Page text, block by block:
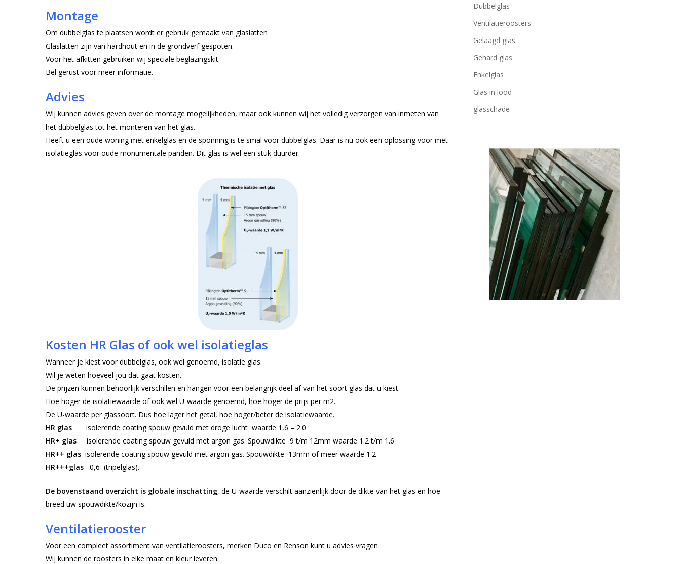
Montage
Om dubbelglas te plaatsen wordt er gebruik gemaakt van glaslatten
Glaslatten zijn van hardhout en in de grondverf gespoten.
Voor het afkitten gebruiken wij speciale beglazingskit.
Bel gerust voor meer informatie.
Advies
Wij kunnen advies geven over de montage mogelijkheden, maar ook kunnen wij het volledig verzorgen van inmeten van
het dubbelglas tot het monteren van het glas.
Heeft u een oude woning met enkelglas en de sponning is te smal voor dubbelglas. Daar is nu ook een oplossing voor met
isolatieglas voor oude monumentale panden. Dit glas is wel een stuk duurder.
Kosten HR Glas of ook wel isolatieglas
Wanneer je kiest voor dubbelglas, ook wel genoemd, isolatie glas.
Wil je weten hoeveel jou dat gaat kosten.
De prijzen kunnen behoorlijk verschillen en hangen voor een belangrijk deel af van het soort glas dat u kiest.
Hoe hoger de isolatiewaarde of ook wel U-waarde genoemd, hoe hoger de prijs per m2.
De U-waarde per glassoort. Dus hoe lager het getal, hoe hoger/beter de isolatiewaarde.
HR glas isolerende coating spouw gevuld met droge lucht waarde 1,6 – 2.0
HR+ glas isolerende coating spouw gevuld met argon gas. Spouwdikte 9 t/m 12mm waarde 1.2 t/m 1.6
HR++ glas isolerende coating spouw gevuld met argon gas. Spouwdikte 13mm of meer waarde 1.2
HR+++glas 0,6 (tripelglas).
De bovenstaand overzicht is globale inschatting, de U-waarde verschilt aanzienlijk door de dikte van het glas en hoe
breed uw spouwdikte/kozijn is.
Ventilatierooster
Voor een compleet assortiment van ventilatieroosters, merken Duco en Renson kunt u advies vragen.
Wij kunnen de roosters in elke maat en kleur leveren.
Dubbelglas
Ventilatieroosters
Gelaagd glas
Gehard glas
Enkelglas
Glas in lood
glasschade